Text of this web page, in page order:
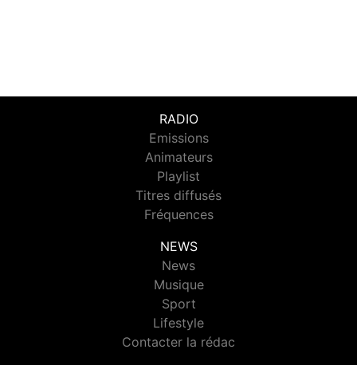
RADIO
Emissions
Animateurs
Playlist
Titres diffusés
Fréquences
NEWS
News
Musique
Sport
Lifestyle
Contacter la rédac